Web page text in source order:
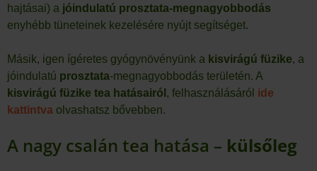
hajtásai) a jóindulatú prosztata-megnagyobbodás
enyhébb tüneteinek kezelésére nyújt segítséget.
Másik, igen ígéretes gyógynövényünk a kisvirágú füzike, a
jóindulatú prosztata-megnagyobbodás területén. A
kisvirágú füzike tea hatásairól , felhasználásáról ide
kattintva olvashatsz bővebben.
A nagy csalán tea hatása – külsőleg